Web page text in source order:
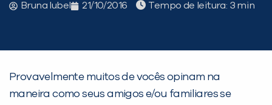
Bruna Iubel 21/10/2016 Tempo de leitura:
Provavelmente muitos de vocês opinam na
maneira como seus amigos e/ou familiares se